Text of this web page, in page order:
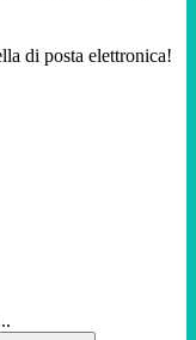
di posta elettronica!